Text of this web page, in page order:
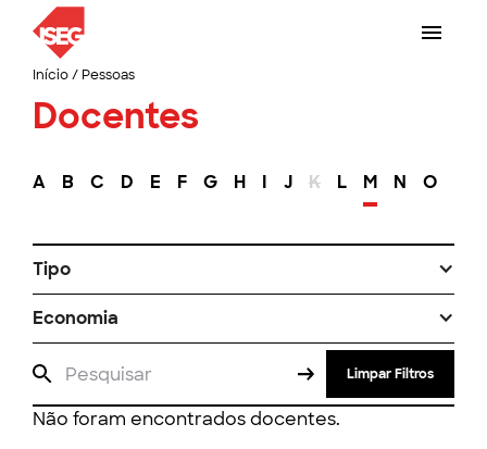
Início/ Pessoas
Docentes
A B C D E F G H I J K L M N O
Tipo
Economia
Limpar Filtros
Não foram encontrados docentes.